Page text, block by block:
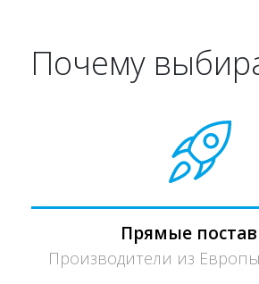
Почему
Прямые
Производители из